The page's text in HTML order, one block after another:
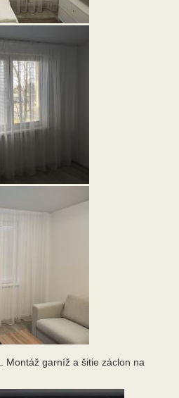
Montáž garníž a šitie záclon na